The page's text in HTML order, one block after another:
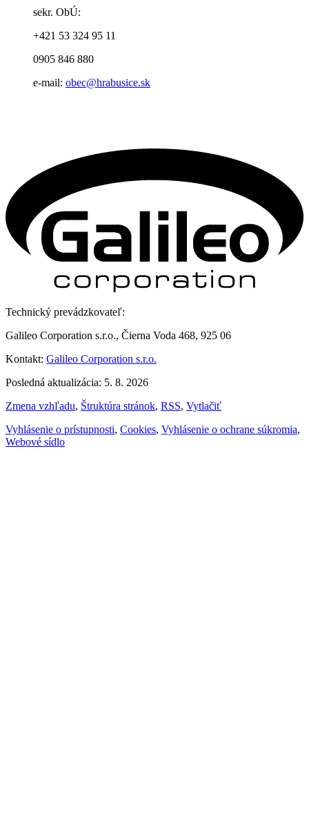
sekr. ObÚ:
+421 53 324 95 11
0905 846 880
e-mail: obec@hrabusice.sk
Technický prevádzkovateľ:
Galileo Corporation s.r.o., Čierna Voda 468, 925 06
Kontakt: Galileo Corporation s.r.o.
Posledná aktualizácia: 5. 8. 2026
Zmena vzhľadu, Štruktúra stránok, RSS, Vytlačiť
Vyhlásenie o prístupnosti, Cookies, Vyhlásenie o ochrane súkromia,
Webové sídlo